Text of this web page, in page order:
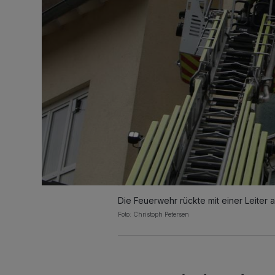
Die Feuerwehr rückte mit einer Leiter
Foto: Christoph Petersen